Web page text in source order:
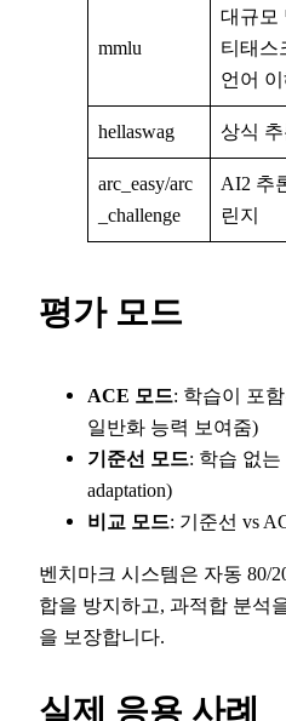
mmlu
대규모
티태스
언어 이
hellaswag 상식
arc_easy/arc
_challenge
AI2 추
린지
평가 모드
ACE 모드: 학습이 포
일반화 능력 보여줌)
기준선 모드: 학습 없
adaptation)
비교 모드: 기준선 vs
벤치마크 시스템은 자동 80/
합을 방지하고, 과적합 분석
을 보장합니다.
실제 응용 사례